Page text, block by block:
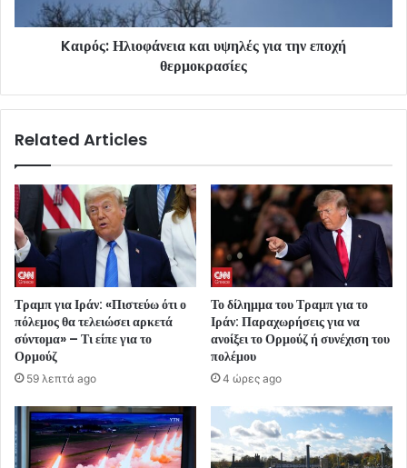
Kαιρός: Ηλιοφάνεια και υψηλές για την εποχή
θερμοκρασίες
Related Articles
Τραμπ για Ιράν: «Πιστεύω ότι ο
πόλεμος θα τελειώσει αρκετά
σύντομα» – Τι είπε για το
Ορμούζ
59 λεπτά ago
Το δίλημμα του Τραμπ για το
Ιράν: Παραχωρήσεις για να
ανοίξει το Ορμούζ ή συνέχιση του
πολέμου
4 ώρες ago